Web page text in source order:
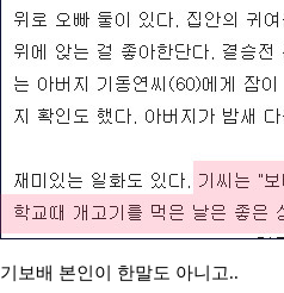
기보배 본인이 한말도 아니고..